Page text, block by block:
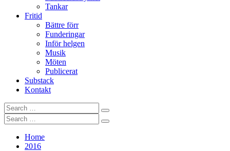
Tankar
Fritid
Bättre förr
Funderingar
Inför helgen
Musik
Möten
Publicerat
Substack
Kontakt
Search
for:
Search
Search
for:
Search
Home
2016